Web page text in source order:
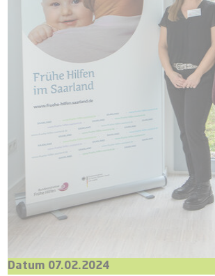
Datum 07.02.2024